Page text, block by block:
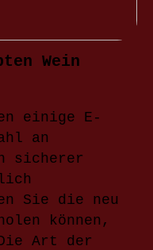
Wein
einige E-
an
sicherer
Sie die neu
können,
Art der